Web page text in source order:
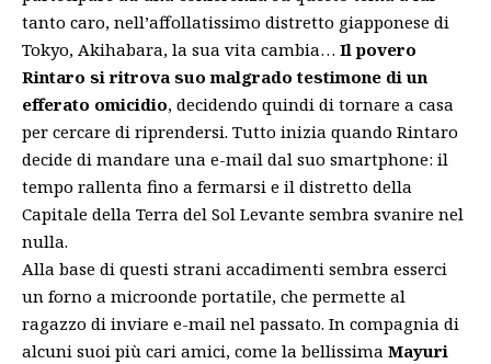
tanto caro, nell’affollatissimo distretto giapponese di
Tokyo, Akihabara, la sua vita cambia… Il povero
Rintaro si ritrova suo malgrado testimone di un
efferato omicidio, decidendo quindi di tornare a casa
per cercare di riprendersi. Tutto inizia quando Rintaro
decide di mandare una e-mail dal suo smartphone: il
tempo rallenta fino a fermarsi e il distretto della
Capitale della Terra del Sol Levante sembra svanire nel
nulla.
Alla base di questi strani accadimenti sembra esserci
un forno a microonde portatile, che permette al
ragazzo di inviare e-mail nel passato. In compagnia di
alcuni suoi più cari amici, come la bellissima Mayuri